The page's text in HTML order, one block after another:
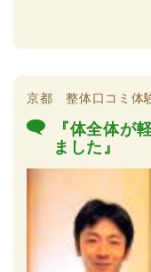
京都 整体口コミ体
『体全体が
ました』